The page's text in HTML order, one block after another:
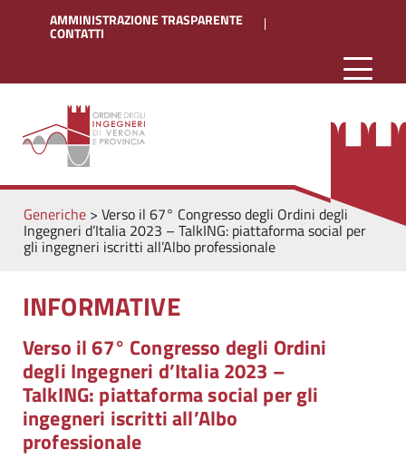
AMMINISTRAZIONE TRASPARENTE
CONTATTI
Generiche> Verso il 67° Congresso degli Ordini degli
Ingegneri d’Italia 2023 – TalkING: piattaforma social per
gli ingegneri iscritti all’Albo professionale
INFORMATIVE
Verso il 67° Congresso degli Ordini
degli Ingegneri d’Italia 2023 –
TalkING: piattaforma social per gli
ingegneri iscritti all’Albo
professionale